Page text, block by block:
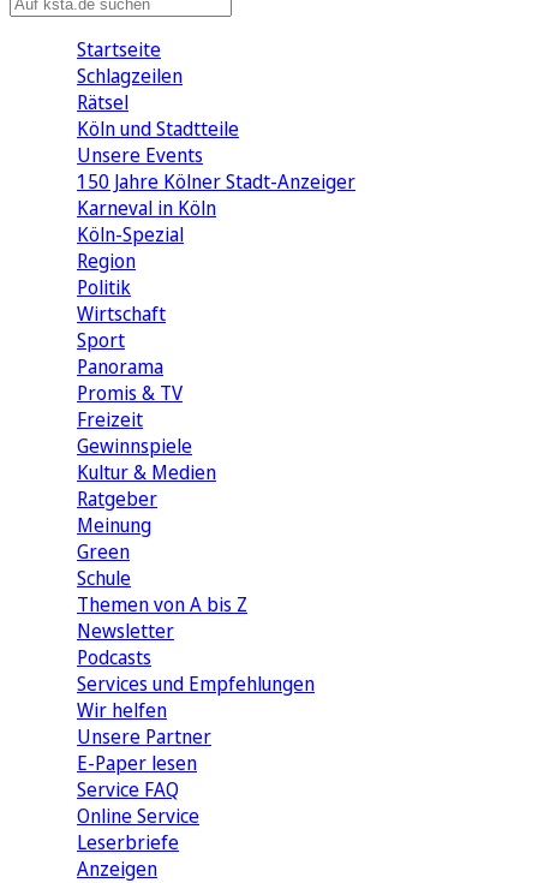
Startseite
Schlagzeilen
Rätsel
Köln und Stadtteile
Unsere Events
150 Jahre Kölner Stadt-Anzeiger
Karneval in Köln
Köln-Spezial
Region
Politik
Wirtschaft
Sport
Panorama
Promis & TV
Freizeit
Gewinnspiele
Kultur & Medien
Ratgeber
Meinung
Green
Schule
Themen von A bis Z
Newsletter
Podcasts
Services und Empfehlungen
Wir helfen
Unsere Partner
E-Paper lesen
Service FAQ
Online Service
Leserbriefe
Anzeigen